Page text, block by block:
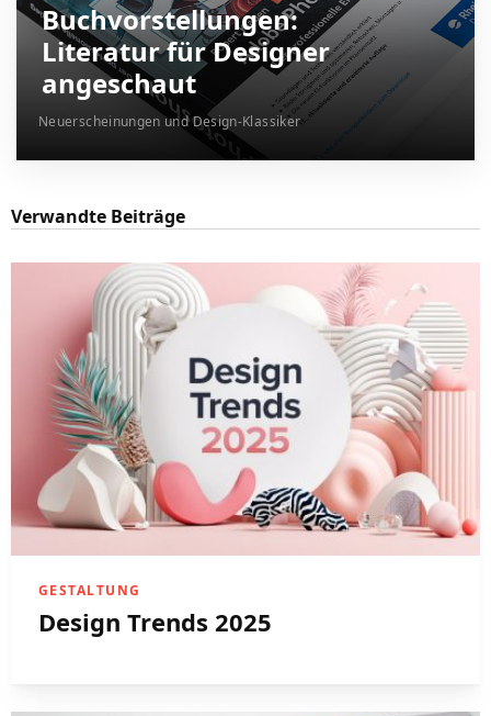
Buchvorstellungen:
Literatur für Designer
angeschaut
Neuerscheinungen und Design-Klassiker
Verwandte Beiträge
GESTALTUNG
Design Trends 2025